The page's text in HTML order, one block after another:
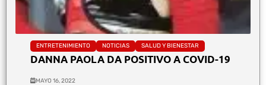
ENTRETENIMIENTO NOTICIAS SALUD Y BIENESTAR
DANNA PAOLA DA POSITIVO A COVID-19
MAYO 16, 2022